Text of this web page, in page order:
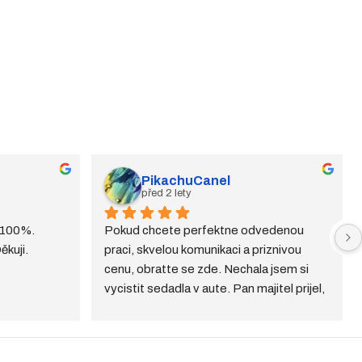
PikachuCanel
před 2 lety
Pokud chcete perfektne odvedenou
praci, skvelou komunikaci a priznivou
cenu, obratte se zde. Nechala jsem si
vycistit sedadla v aute. Pan majitel prijel,